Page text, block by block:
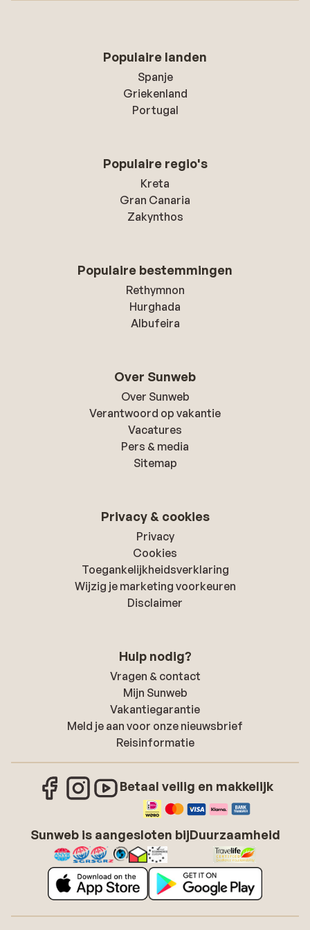
Populaire landen
Spanje
Griekenland
Portugal
Populaire regio's
Kreta
Gran Canaria
Zakynthos
Populaire bestemmingen
Rethymnon
Hurghada
Albufeira
Over Sunweb
Over Sunweb
Verantwoord op vakantie
Vacatures
Pers & media
Sitemap
Privacy & cookies
Privacy
Cookies
Toegankelijkheidsverklaring
Wijzig je marketing voorkeuren
Disclaimer
Hulp nodig?
Vragen & contact
Mijn Sunweb
Vakantiegarantie
Meld je aan voor onze nieuwsbrief
Reisinformatie
Betaal veilig en makkelijk
Sunweb is aangesloten bijDuurzaamheid